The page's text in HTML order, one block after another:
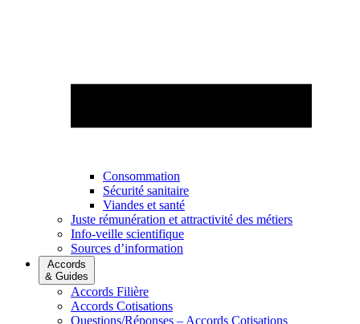
Consommation
Sécurité sanitaire
Viandes et santé
Juste rémunération et attractivité des métiers
Info-veille scientifique
Sources d’information
Accords
& Guides
Accords Filière
Accords Cotisations
Questions/Réponses – Accords Cotisations